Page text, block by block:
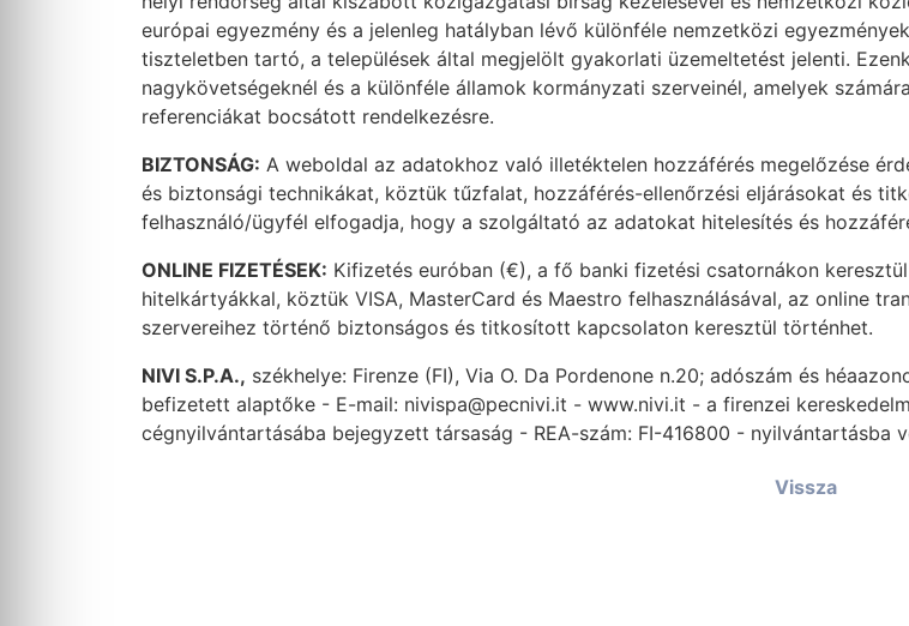
európai egyezmény és a jelenleg hatályban lévő különféle nemzetközi
tiszteletben tartó, a települések által megjelölt gyakorlati üzemeltetést jelenti.
nagykövetségeknél és a különféle államok kormányzati szerveinél, amelyek
referenciákat bocsátott rendelkezésre.
BIZTONSÁG: A weboldal az adatokhoz való illetéktelen hozzáférés megelőzése
és biztonsági technikákat, köztük tűzfalat, hozzáférés-ellenőrzési eljárásokat és
felhasználó/ügyfél elfogadja, hogy a szolgáltató az adatokat hitelesítés és
ONLINE FIZETÉSEK: Kifizetés euróban (€), a fő banki fizetési csatornákon
hitelkártyákkal, köztük VISA, MasterCard és Maestro felhasználásával, az online
szervereihez történő biztonságos és titkosított kapcsolaton keresztül történhet.
NIVI S.P.A., székhelye: Firenze (FI), Via O. Da Pordenone n.20; adószám és
befizetett alaptőke - E-mail: nivispa@pecnivi.it - www.nivi.it - a firenzei
cégnyilvántartásába bejegyzett társaság - REA-szám: FI-416800 - nyilvántartásba
Vissza